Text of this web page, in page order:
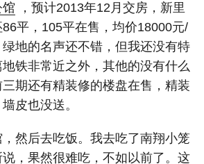
，预计2013年12月交房，新里
平，105平在售，均价18000元/
地的名声还不错，但我还没有特
铁非常近之外，其他的没有什么
期还有精装修的楼盘在售，精装
皮也没送。
然后去吃饭。我去吃了南翔小笼
，果然很难吃，不如以前了。这